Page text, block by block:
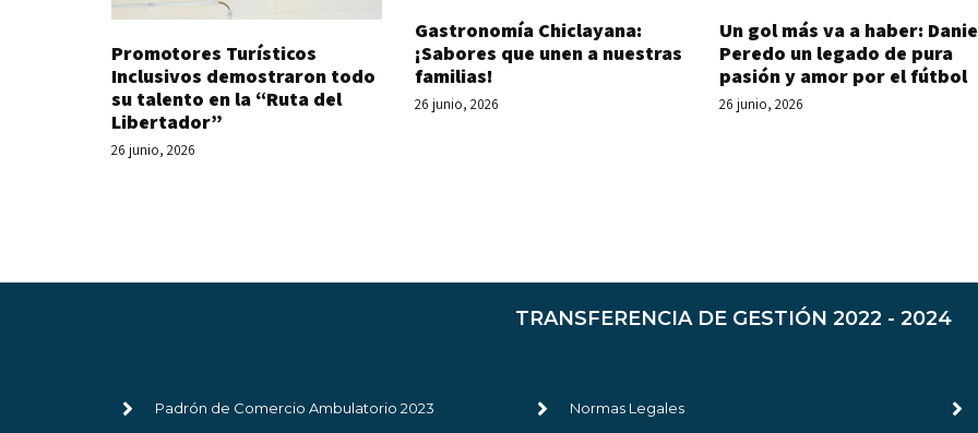
Promotores Turísticos
Inclusivos demostraron todo
su talento en la “Ruta del
Libertador”
26 junio, 2026
Gastronomía Chiclayana:
¡Sabores que unen a nuestras
familias!
26 junio, 2026
Un gol más va a haber:
Peredo un legado de pura
pasión y amor por el fútbol
26 junio, 2026
TRANSFERENCIA DE GESTIÓN 2022 - 2024
Padrón de Comercio Ambulatorio 2023
Normas Legales